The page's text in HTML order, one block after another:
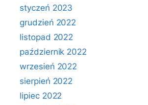
styczeń 2023
grudzień 2022
listopad 2022
październik 2022
wrzesień 2022
sierpień 2022
lipiec 2022